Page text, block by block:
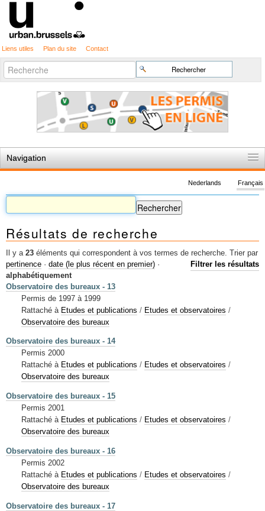
Liens utiles Plan du site Contact
Chercher par
Recherche
avancée…
Navigation
Règles du jeu
Permis d'urbanisme
Cartographie
Etudes et publications
Mots-clés
Renseignements urbanistiques
Français
Nederlands
Résultats de recherche
Il y a 23 éléments qui correspondent à vos termes de recherche.
Filtrer les résultats
Trier par
pertinence · date (le plus récent en premier) ·
alphabétiquement
Observatoire des bureaux - 13
Permis de 1997 à 1999
Rattaché à Etudes et publications / Etudes et observatoires /
Observatoire des bureaux
Observatoire des bureaux - 14
Permis 2000
Rattaché à Etudes et publications / Etudes et observatoires /
Observatoire des bureaux
Observatoire des bureaux - 15
Permis 2001
Rattaché à Etudes et publications / Etudes et observatoires /
Observatoire des bureaux
Observatoire des bureaux - 16
Permis 2002
Rattaché à Etudes et publications / Etudes et observatoires /
Observatoire des bureaux
Observatoire des bureaux - 17